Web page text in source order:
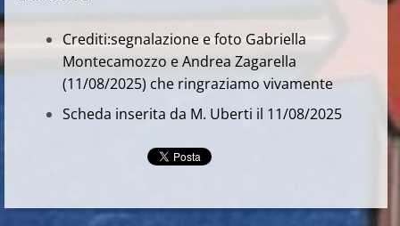
Crediti:segnalazione e foto Gabriella
Montecamozzo e Andrea Zagarella
(11/08/2025) che ringraziamo vivamente
Scheda inserita da M. Uberti il 11/08/2025